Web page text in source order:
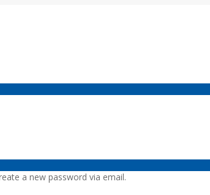
a new password via email.